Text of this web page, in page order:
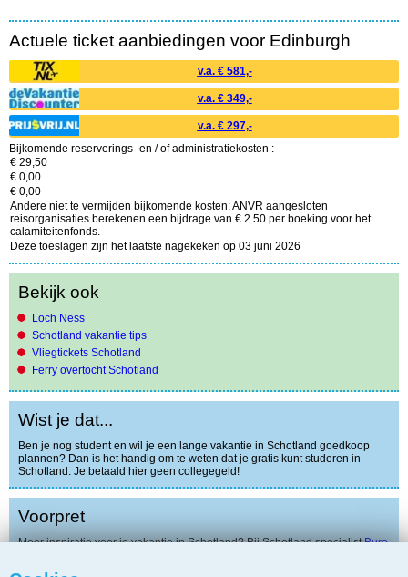
Bekijk ook
Loch Ness
Schotland vakantie tips
Vliegtickets Schotland
Ferry overtocht Schotland
Wist je dat...
Ben je nog student en wil je een lange vakantie in Schotland goedkoop
plannen? Dan is het handig om te weten dat je gratis kunt studeren in
Schotland. Je betaald hier geen collegegeld!
Voorpret
Meer inspiratie voor je vakantie in Schotland? Bij Schotland specialistBuro
Actuele ticket aanbiedingen voor Edinburgh
v.a. € 581,-
v.a. € 349,-
v.a. € 297,-
Bijkomende reserverings- en / of administratiekosten :
€ 29,50
€ 0,00
€ 0,00
Andere niet te vermijden bijkomende kosten: ANVR aangesloten
reisorganisaties berekenen een bijdrage van € 2.50 per boeking voor het
calamiteitenfonds.
Deze toeslagen zijn het laatste nagekeken op 03 juni 2026